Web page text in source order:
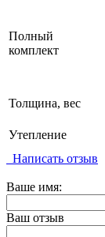
Полный
комплект
Толщина, вес
Утепление
Написать отзыв
Ваше имя:
Ваш отзыв